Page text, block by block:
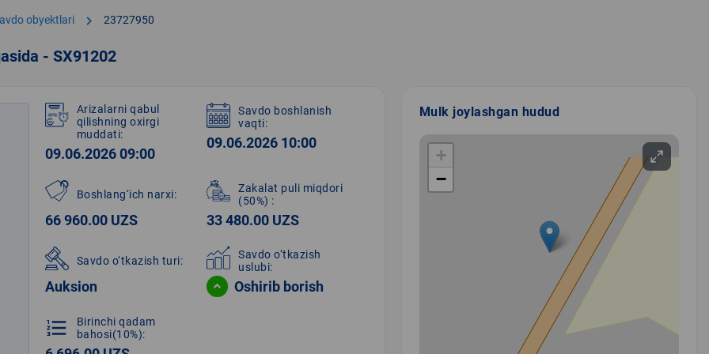
obyektlari chevron_right 23727950
- SX91202
Arizalarni qabul
qilishning oxirgi
muddati:
09.06.2026 09:00
Savdo boshlanish
vaqti:
09.06.2026 10:00
Boshlang‘ich narxi:
66 960.00 UZS
Zakalat puli miqdori
(50%) :
33 480.00 UZS
Savdo o‘tkazish turi:
Auksion
Savdo o‘tkazish
uslubi:
Oshirib borish
format_list_numbered
Birinchi qadam
bahosi(10%):
Mulk joylashgan hudud
+
−